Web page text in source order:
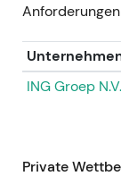
17.
Ereignis:
ING Groep N.V.
Private